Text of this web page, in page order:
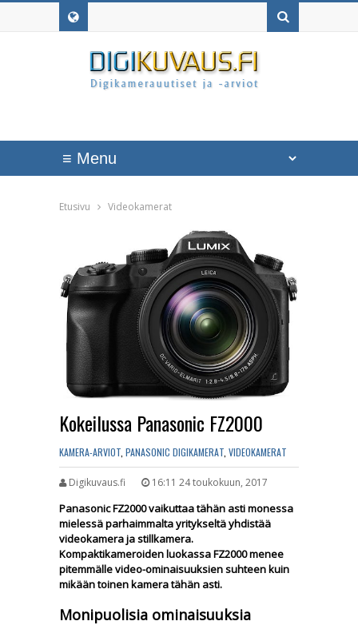
Etusivu Videokamerat
Kokeilussa Panasonic FZ2000
KAMERA-ARVIOT PANASONIC DIGIKAMERAT VIDEOKAMERAT
Digikuvaus.fi 16:11 24 toukokuun, 2017
Panasonic FZ2000 vaikuttaa tähän asti monessa
mielessä parhaimmalta yritykseltä yhdistää
videokamera ja stillkamera.
Kompaktikameroiden luokassa FZ2000 menee
pitemmälle video-ominaisuuksien suhteen kuin
mikään toinen kamera tähän asti.
Monipuolisia ominaisuuksia